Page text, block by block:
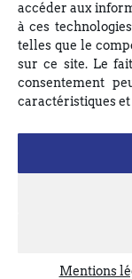
accéder aux
à ces
telles que le
sur ce site. Le
consentement
caractéristiques
Mentions